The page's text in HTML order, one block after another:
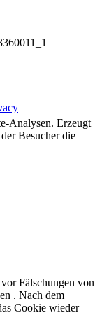
Analysen. Erzeugt
Besucher die
Fälschungen von
. Nach dem
Cookie wieder